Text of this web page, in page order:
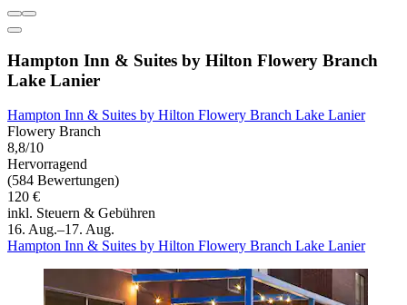
Hampton Inn & Suites by Hilton Flowery Branch
Lake Lanier
Hampton Inn & Suites by Hilton Flowery Branch Lake Lanier
Flowery Branch
8,8/10
Hervorragend
(584 Bewertungen)
120 €
inkl. Steuern & Gebühren
16. Aug.–17. Aug.
Hampton Inn & Suites by Hilton Flowery Branch Lake Lanier